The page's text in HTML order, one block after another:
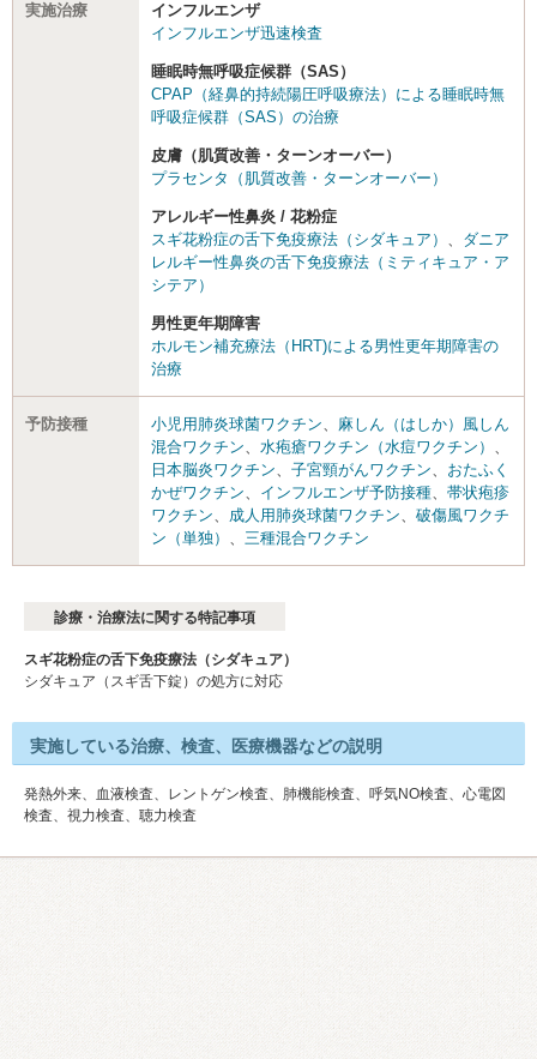
実施治療
インフルエンザ
インフルエンザ迅速検査
睡眠時無呼吸症候群（SAS）
CPAP（経鼻的持続陽圧呼吸療法）による睡眠時無
呼吸症候群（SAS）の治療
皮膚（肌質改善・ターンオーバー）
プラセンタ（肌質改善・ターンオーバー）
アレルギー性鼻炎 / 花粉症
スギ花粉症の舌下免疫療法（シダキュア） 、 ダニア
レルギー性鼻炎の舌下免疫療法（ミティキュア・ア
シテア）
男性更年期障害
ホルモン補充療法（HRT)による男性更年期障害の
治療
予防接種 小児用肺炎球菌ワクチン、 麻しん（はしか）風しん
混合ワクチン、 水疱瘡ワクチン（水痘ワクチン） 、
日本脳炎ワクチン、 子宮頸がんワクチン、 おたふく
かぜワクチン、 インフルエンザ予防接種、 帯状疱疹
ワクチン、 成人用肺炎球菌ワクチン、 破傷風ワクチ
ン（単独） 、 三種混合ワクチン
診療・治療法に関する特記事項
スギ花粉症の舌下免疫療法（シダキュア）
シダキュア（スギ舌下錠）の処方に対応
実施している治療、検査、医療機器などの説明
発熱外来、血液検査、レントゲン検査、肺機能検査、呼気NO検査、心電図
検査、視力検査、聴力検査